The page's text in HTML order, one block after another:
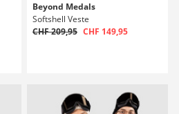
Beyond Medals
Softshell Veste
CHF 209,95 CHF 149,95